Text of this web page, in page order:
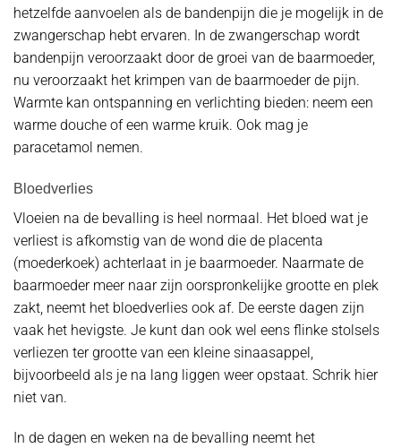
hetzelfde aanvoelen als de bandenpijn die je mogelijk in de
zwangerschap hebt ervaren. In de zwangerschap wordt
bandenpijn veroorzaakt door de groei van de baarmoeder,
nu veroorzaakt het krimpen van de baarmoeder de pijn.
Warmte kan ontspanning en verlichting bieden: neem een
warme douche of een warme kruik. Ook mag je
paracetamol nemen.
Bloedverlies
Vloeien na de bevalling is heel normaal. Het bloed wat je
verliest is afkomstig van de wond die de placenta
(moederkoek) achterlaat in je baarmoeder. Naarmate de
baarmoeder meer naar zijn oorspronkelijke grootte en plek
zakt, neemt het bloedverlies ook af. De eerste dagen zijn
vaak het hevigste. Je kunt dan ook wel eens flinke stolsels
verliezen ter grootte van een kleine sinaasappel,
bijvoorbeeld als je na lang liggen weer opstaat. Schrik hier
niet van.
In de dagen en weken na de bevalling neemt het